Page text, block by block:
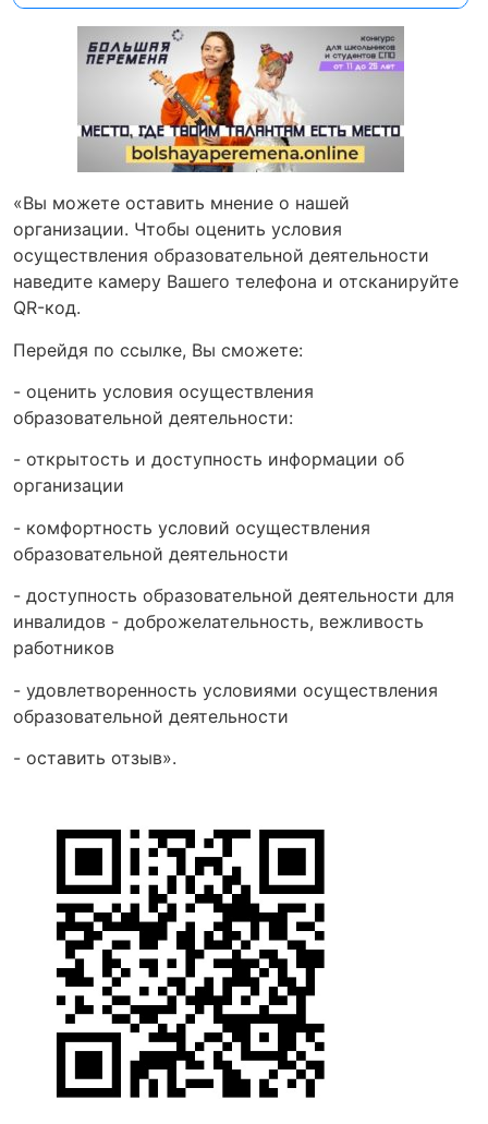
«Вы можете оставить мнение о нашей
организации. Чтобы оценить условия
осуществления образовательной деятельности
наведите камеру Вашего телефона и отсканируйте
QR-код.
Перейдя по ссылке, Вы сможете:
- оценить условия осуществления
образовательной деятельности:
- открытость и доступность информации об
организации
- комфортность условий осуществления
образовательной деятельности
- доступность образовательной деятельности для
инвалидов - доброжелательность, вежливость
работников
- удовлетворенность условиями осуществления
образовательной деятельности
- оставить отзыв».